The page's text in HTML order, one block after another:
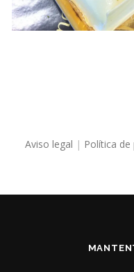
Aviso legal | Política de